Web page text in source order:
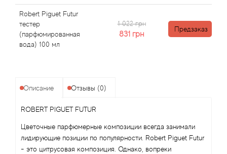
Robert Piguet Futur
тестер
(парфюмированная
вода) 100 мл
1 022 грн
831 грн
Предзаказ
Описание Отзывы (0)
ROBERT PIGUET FUTUR
Цветочные парфюмерные композиции всегда занимали
лидирующие позиции по популярности. Robert Piguet Futur
- это цитрусовая композиция. Однако, вопреки
Angel Schlesser
Anima Mundi
Annayake
Anne Fontaine
Annick Goutal